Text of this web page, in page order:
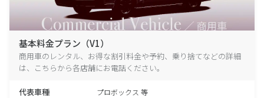
基本料金プラン（V1）
商用車のレンタル、お得な割引料金や予約、乗り捨てなどの詳細
は、こちらから各店舗にお電話ください。
代表車種 プロボックス 等